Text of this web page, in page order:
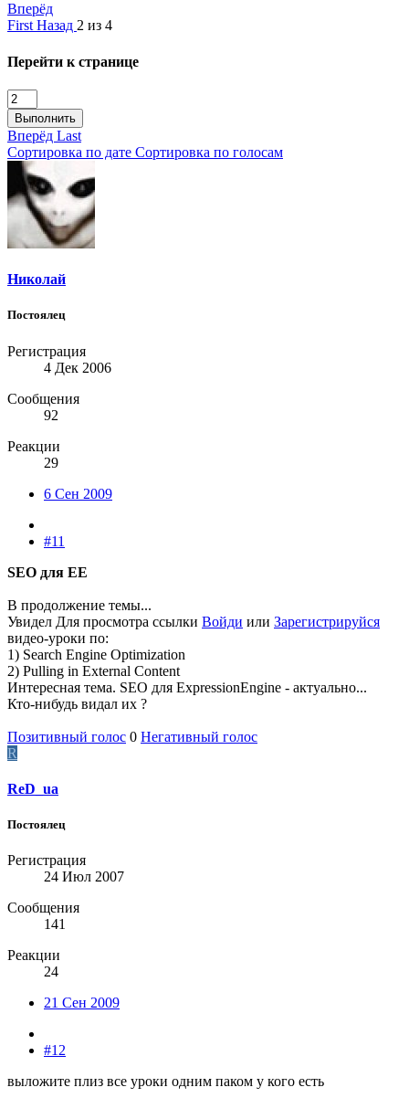
Вперёд
First Назад 2 из 4
Перейти к странице
Выполнить
Вперёд Last
Сортировка по дате Сортировка по голосам
Николай
Постоялец
Регистрация
4 Дек 2006
Сообщения
92
Реакции
29
6 Сен 2009
#11
SEO для EE
В продолжение темы...
Увидел Для просмотра ссылки Войди или Зарегистрируйся
видео-уроки по:
1) Search Engine Optimization
2) Pulling in External Content
Интересная тема. SEO для ExpressionEngine - актуально...
Кто-нибудь видал их ?
Позитивный голос 0 Негативный голос
R
ReD_ua
Постоялец
Регистрация
24 Июл 2007
Сообщения
141
Реакции
24
21 Сен 2009
#12
выложите плиз все уроки одним паком у кого есть